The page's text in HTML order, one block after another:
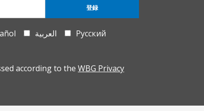
العربية
Русский
according to the WBG Privacy
登録